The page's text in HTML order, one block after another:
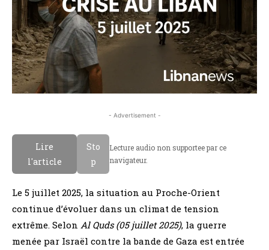
- Advertisement -
Lire
l'article
Sto
p
Lecture audio non supportee par ce
navigateur.
Le 5 juillet 2025, la situation au Proche-Orient
continue d’évoluer dans un climat de tension
extrême. Selon Al Quds (05 juillet 2025), la guerre
menée par Israël contre la bande de Gaza est entrée